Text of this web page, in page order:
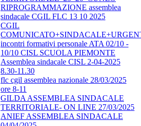
RIPROGRAMMAZIONE assemblea
sindacale CGIL FLC 13 10 2025
CGIL
incontri formativi personale ATA 02/10 -
10/10 CISL SCUOLA PIEMONTE
Assemblea sindacale CISL 2-04-2025
8.30-11.30
flc cgil assemblea nazionale 28/03/2025
ore 8-11
GILDA ASSEMBLEA SINDACALE
TERRITORIALE- ON LINE 27/03/2025
ANIEF ASSEMBLEA SINDACALE